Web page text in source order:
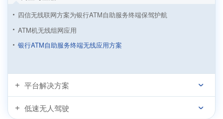
四信无线联网方案为银行ATM自助服务终端保驾护航
ATM机无线组网应用
银行ATM自助服务终端无线应用方案
平台解决方案
低速无人驾驶